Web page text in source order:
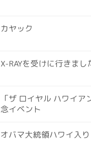
カヤック
X-RAYを受けに行きまし
「ザ ロイヤル ハワイ
念イベント
オバマ大統領ハワイ入り